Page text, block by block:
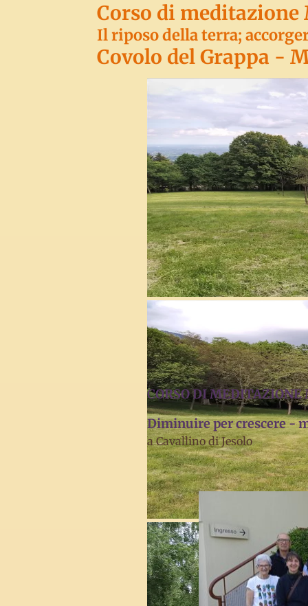
Corso di
Il riposo della terra;
Covolo del Grappa -
CORSO DI MEDITAZIONE
Diminuire per crescere -
a Cavallino di Jesolo